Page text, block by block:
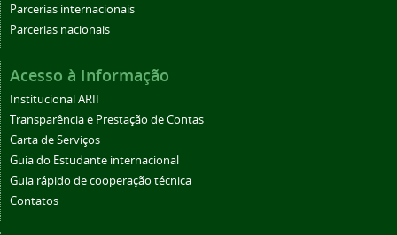
Parcerias internacionais
Parcerias nacionais
Acesso à Informação
Institucional ARII
Transparência e Prestação de Contas
Carta de Serviços
Guia do Estudante internacional
Guia rápido de cooperação técnica
Contatos